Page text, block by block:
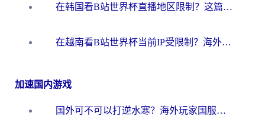
在韩国看B站世界杯直播地区限制？这篇指南让你告别“当前地区不可播放”
在越南看B站世界杯当前IP受限制？海外党体育观赛终极指南来了
加速国内游戏
国外可不可以打逆水寒？海外玩家国服畅玩终极指南（附漫威荒野乱斗加速方案）